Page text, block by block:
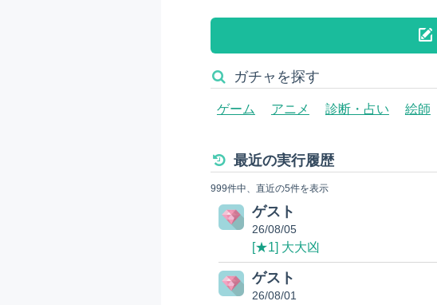
ガチャを探す
ゲーム アニメ 診断・占い 絵師
最近の実行履歴
999件中、直近の5件を表示
ゲスト
26/08/05
[★1] 大大凶
ゲスト
26/08/01